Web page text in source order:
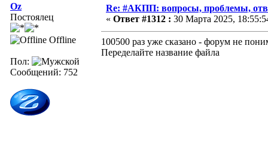
Oz
Постоялец
Offline
Пол:
Сообщений: 752
Re: #АКПП: вопросы, проблемы,
« Ответ #1312 : 30 Марта 2025,
100500 раз уже сказано - форум не
Переделайте название файла